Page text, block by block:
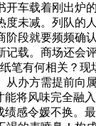
开车载着刚出炉
度未减。列队的
阶段就要频频确
记载。商场还会
笔有何相关？
从办方需提前向
能将风味完全融
绩感令媛不换。